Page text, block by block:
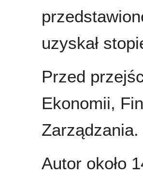
uzyskał
Przed
Ekonomii,
Zarządzania.
Autor około